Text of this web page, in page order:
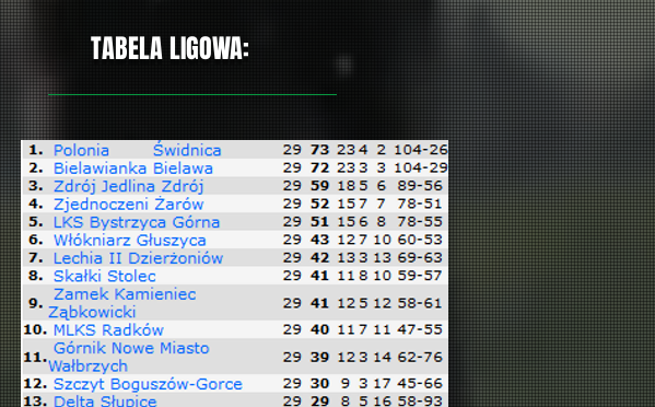
TABELA LIGOWA: